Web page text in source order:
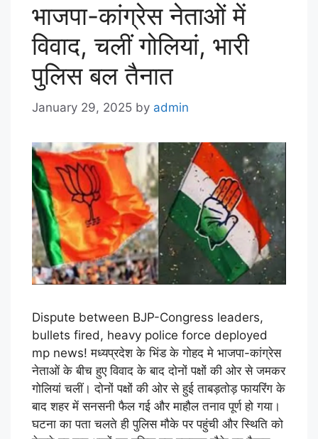
भाजपा-कांग्रेस नेताओं में
विवाद, चलीं गोलियां, भारी
पुलिस बल तैनात
January 29, 2025 by admin
Dispute between BJP-Congress leaders,
bullets fired, heavy police force deployed
mp news! मध्यप्रदेश के भिंड के गोहद मे भाजपा-कांग्रेस
नेताओं के बीच हुए विवाद के बाद दोनों पक्षों की ओर से जमकर
गोलियां चलीं। दोनों पक्षों की ओर से हुई ताबड़तोड़ फायरिंग के
बाद शहर में सनसनी फैल गई और माहौल तनाव पूर्ण हो गया।
घटना का पता चलते ही पुलिस मौके पर पहुंची और स्थिति को